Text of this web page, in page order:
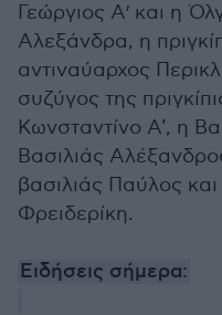
Γεώργιος Α′ και η
Αλεξάνδρα, η
αντιναύαρχος
συζύγος της
Κωνσταντίνο Α’, η
Βασιλιάς
βασιλιάς Παύλος
Φρειδερίκη.
Ειδήσεις σήμερα: